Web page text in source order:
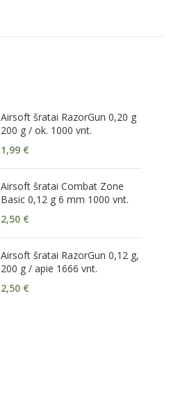
Airsoft šratai RazorGun 0,20 g
200 g / ok. 1000 vnt.
1,99 €
Airsoft šratai Combat Zone
Basic 0,12 g 6 mm 1000 vnt.
2,50 €
Airsoft šratai RazorGun 0,12 g,
200 g / apie 1666 vnt.
2,50 €